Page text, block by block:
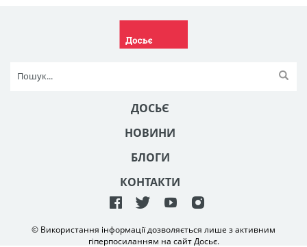
ДОСЬЄ
НОВИНИ
БЛОГИ
КОНТАКТИ
© Використання інформації дозволяється лише з активним
гіперпосиланням на сайт Досьє.